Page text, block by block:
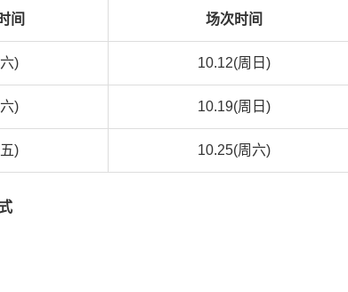
间 场次时间
) 10.12(周日)
) 10.19(周日)
) 10.25(周六)